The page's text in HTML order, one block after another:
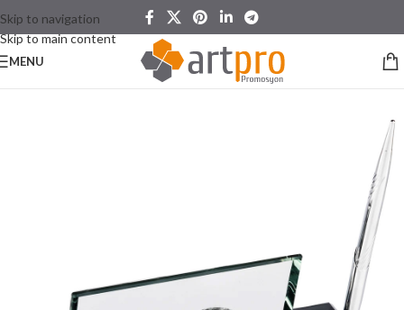
Skip to navigation
Skip to main content
MENU